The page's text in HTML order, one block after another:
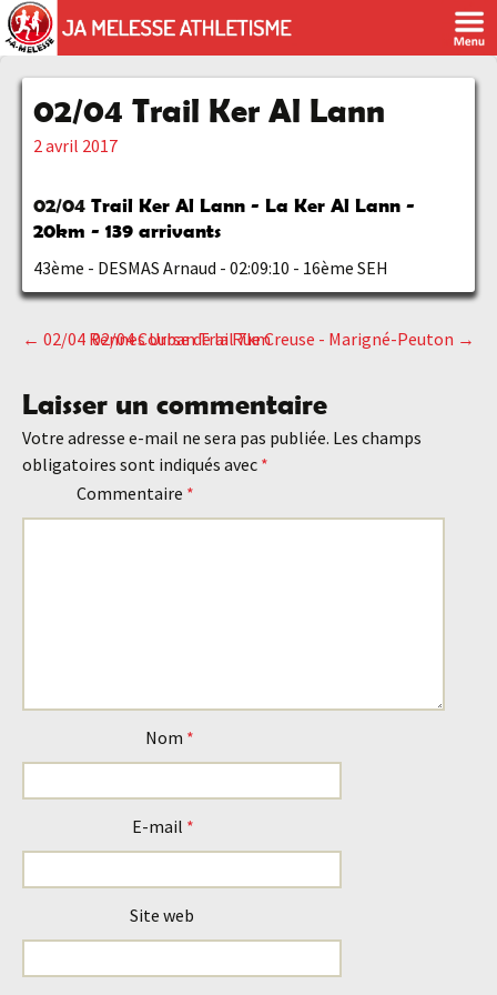
02/04 Trail Ker Al Lann
2 avril 2017
02/04 Trail Ker Al Lann - La Ker Al Lann -
20km - 139 arrivants
43ème - DESMAS Arnaud - 02:09:10 - 16ème SEH
Navigation
des
articles
← 02/04 Rennes Urban Trail 7km
02/04 Course de la Rue Creuse - Marigné-Peuton →
Laisser un commentaire
Votre adresse e-mail ne sera pas publiée. Les champs
obligatoires sont indiqués avec *
Commentaire *
Nom *
E-mail *
Site web